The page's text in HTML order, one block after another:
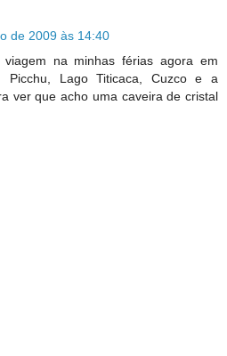
de 2009 às 14:40
viagem na minhas férias agora em
Picchu, Lago Titicaca, Cuzco e a
ver que acho uma caveira de cristal